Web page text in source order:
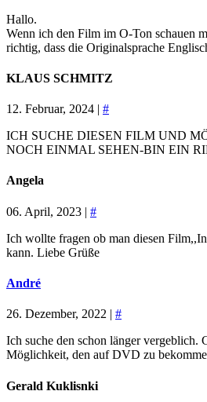
Hallo.
Wenn ich den Film im O-Ton schauen
richtig, dass die Originalsprache
KLAUS SCHMITZ
12. Februar, 2024 | #
ICH SUCHE DIESEN FILM UND
NOCH EINMAL SEHEN-BIN EIN
Angela
06. April, 2023 | #
Ich wollte fragen ob man diesen
kann. Liebe Grüße
André
26. Dezember, 2022 | #
Ich suche den schon länger vergeblich.
Möglichkeit, den auf DVD zu
Gerald Kuklisnki